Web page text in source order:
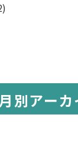
別アーカ